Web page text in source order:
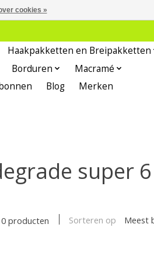
Haakpakketten en Breipakketten
Borduren
Macramé
Blog Merken
super 6
0 producten Sorteren op Meest
cookies »